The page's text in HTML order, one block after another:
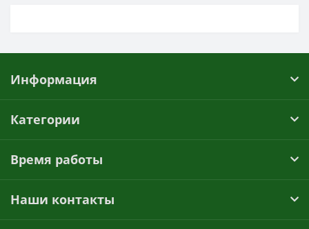
Информация
Категории
Время работы
Наши контакты